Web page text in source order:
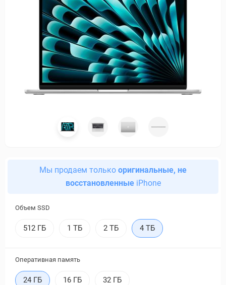
Мы продаем только оригинальные, не
восстановленныеiPhone
Объем SSD
512 ГБ 1 ТБ 2 ТБ 4 ТБ
Оперативная память
24 ГБ 16 ГБ 32 ГБ